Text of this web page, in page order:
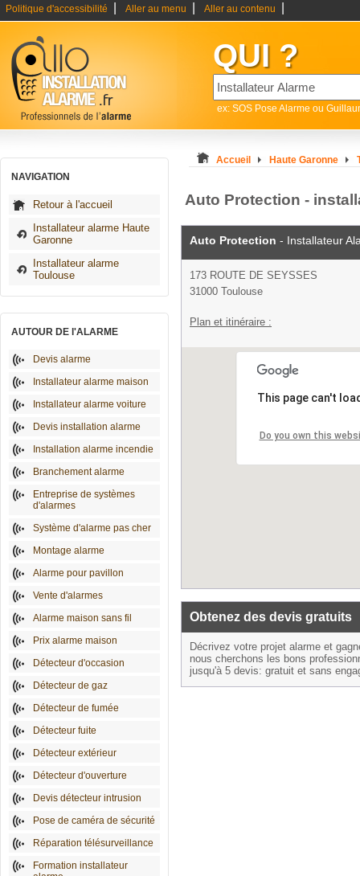
Politique d'accessibilité Aller au menu Aller au contenu
QUI ?
ex: SOS Pose Alarme ou
NAVIGATION
Retour à l'accueil
Installateur alarme Haute
Garonne
Installateur alarme
Toulouse
AUTOUR DE l'ALARME
Devis alarme
Installateur alarme maison
Installateur alarme voiture
Devis installation alarme
Installation alarme incendie
Branchement alarme
Entreprise de systèmes
d'alarmes
Système d'alarme pas cher
Montage alarme
Alarme pour pavillon
Vente d'alarmes
Alarme maison sans fil
Prix alarme maison
Détecteur d'occasion
Détecteur de gaz
Détecteur de fumée
Détecteur fuite
Détecteur extérieur
Détecteur d'ouverture
Devis détecteur intrusion
Pose de caméra de sécurité
Réparation télésurveillance
Formation installateur
Accueil Haute Garonne
Auto Protection -
Auto Protection - Installateur
173 ROUTE DE SEYSSES
31000 Toulouse
Plan et itinéraire :
This page can't
Do you own this
Obtenez des devis gratuits
Décrivez votre projet alarme et
nous cherchons les bons
jusqu'à 5 devis: gratuit et sans